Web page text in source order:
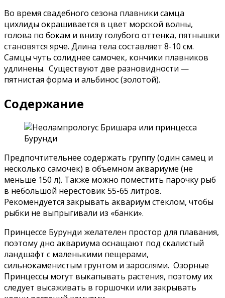
Во время свадебного сезона плавники самца
цихлиды окрашивается в цвет морской волны,
голова по бокам и внизу голубого оттенка, пятнышки
становятся ярче. Длина тела составляет 8-10 см.
Самцы чуть солиднее самочек, кончики плавников
удлинены. Существуют две разновидности —
пятнистая форма и альбинос (золотой).
Содержание
Предпочтительнее содержать группу (один самец и
несколько самочек) в объемном аквариуме (не
меньше 150 л). Также можно поместить парочку рыб
в небольшой нерестовик 55-65 литров.
Рекомендуется закрывать аквариум стеклом, чтобы
рыбки не выпрыгивали из «банки».
Принцессе Бурунди желателен простор для плавания,
поэтому дно аквариума оснащают под скалистый
ландшафт с маленькими пещерами,
сильнокаменистым грунтом и зарослями. Озорные
Принцессы могут выкапывать растения, поэтому их
следует высаживать в горшочки или закрывать